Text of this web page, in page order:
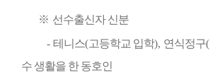
※ 선수출신자 신분
- 테니스(고등학교 입학), 연식정구(
수 생활을 한 동호인